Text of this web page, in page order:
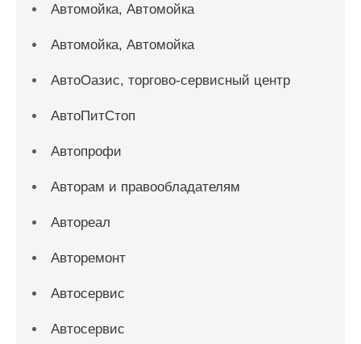
Автомойка, Автомойка
Автомойка, Автомойка
АвтоОазис, торгово-сервисный центр
АвтоПитСтоп
Автопрофи
Авторам и правообладателям
Автореал
Авторемонт
Автосервис
Автосервис